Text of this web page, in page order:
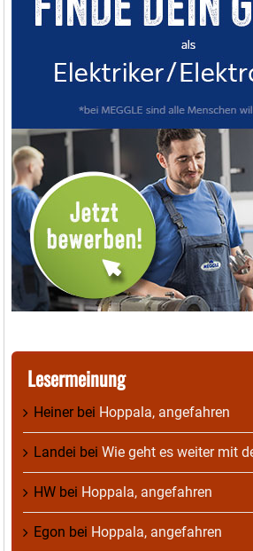
Lesermeinung
Heinerbei Hoppala, angefahren
Landei bei Wie geht es weiter mit
HW bei Hoppala, angefahren
Egon bei Hoppala, angefahren